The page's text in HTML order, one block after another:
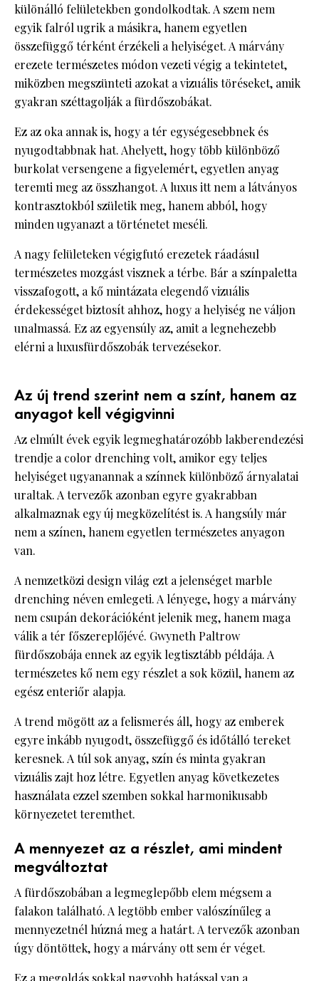
különálló felületekben gondolkodtak. A szem nem
egyik falról ugrik a másikra, hanem egyetlen
összefüggő térként érzékeli a helyiséget. A márvány
erezete természetes módon vezeti végig a tekintetet,
miközben megszünteti azokat a vizuális töréseket, amik
gyakran széttagolják a fürdőszobákat.
Ez az oka annak is, hogy a tér egységesebbnek és
nyugodtabbnak hat. Ahelyett, hogy több különböző
burkolat versengene a figyelemért, egyetlen anyag
teremti meg az összhangot. A luxus itt nem a látványos
kontrasztokból születik meg, hanem abból, hogy
minden ugyanazt a történetet meséli.
A nagy felületeken végigfutó erezetek ráadásul
természetes mozgást visznek a térbe. Bár a színpaletta
visszafogott, a kő mintázata elegendő vizuális
érdekességet biztosít ahhoz, hogy a helyiség ne váljon
unalmassá. Ez az egyensúly az, amit a legnehezebb
elérni a luxusfürdőszobák tervezésekor.
Az új trend szerint nem a színt, hanem az
anyagot kell végigvinni
Az elmúlt évek egyik legmeghatározóbb lakberendezési
trendje a color drenching volt, amikor egy teljes
helyiséget ugyanannak a színnek különböző árnyalatai
uraltak. A tervezők azonban egyre gyakrabban
alkalmaznak egy új megközelítést is. A hangsúly már
nem a színen, hanem egyetlen természetes anyagon
van.
A nemzetközi design világ ezt a jelenséget marble
drenching néven emlegeti. A lényege, hogy a márvány
nem csupán dekorációként jelenik meg, hanem maga
válik a tér főszereplőjévé. Gwyneth Paltrow
fürdőszobája ennek az egyik legtisztább példája. A
természetes kő nem egy részlet a sok közül, hanem az
egész enteriőr alapja.
A trend mögött az a felismerés áll, hogy az emberek
egyre inkább nyugodt, összefüggő és időtálló tereket
keresnek. A túl sok anyag, szín és minta gyakran
vizuális zajt hoz létre. Egyetlen anyag következetes
használata ezzel szemben sokkal harmonikusabb
környezetet teremthet.
A mennyezet az a részlet, ami mindent
megváltoztat
A fürdőszobában a legmeglepőbb elem mégsem a
falakon található. A legtöbb ember valószínűleg a
mennyezetnél húzná meg a határt. A tervezők azonban
úgy döntöttek, hogy a márvány ott sem ér véget.
Ez a megoldás sokkal nagyobb hatással van a